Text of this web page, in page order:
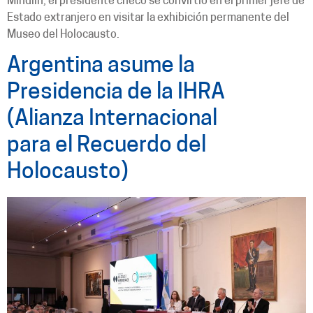
Estado extranjero en visitar la exhibición permanente del
Museo del Holocausto.
Argentina asume la
Presidencia de la IHRA
(Alianza Internacional
para el Recuerdo del
Holocausto)